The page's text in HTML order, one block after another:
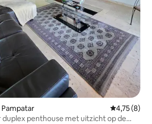
4,75 (8)
duplex penthouse met uitzicht op de